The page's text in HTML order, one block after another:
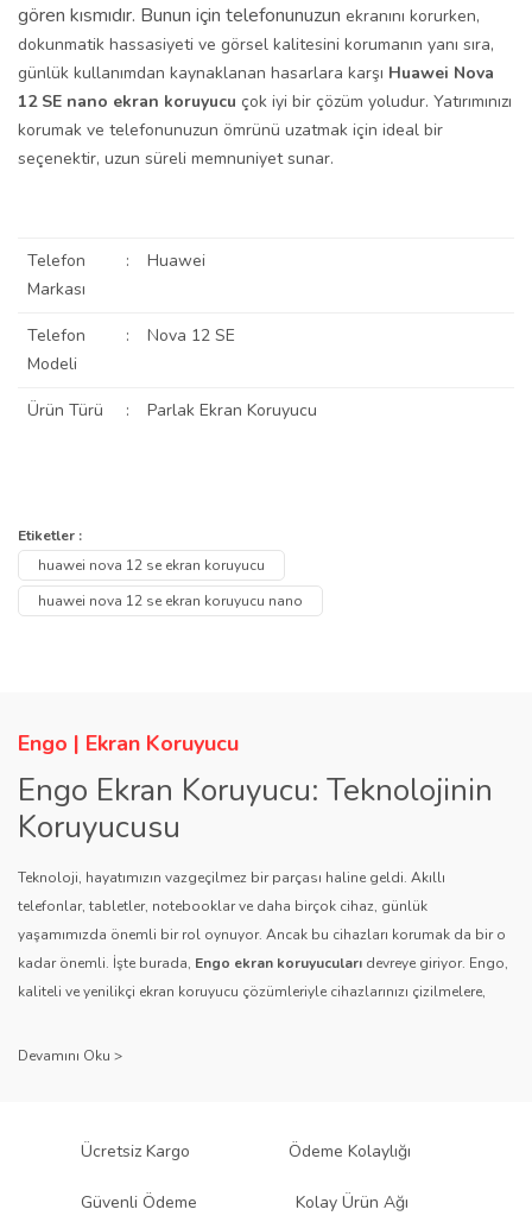
gören kısmıdır. Bunun için telefonunuzun ekranını korurken,
dokunmatik hassasiyeti ve görsel kalitesini korumanın yanı sıra,
günlük kullanımdan kaynaklanan hasarlara karşı Huawei Nova
12 SE nano ekran koruyucu çok iyi bir çözüm yoludur. Yatırımınızı
korumak ve telefonunuzun ömrünü uzatmak için ideal bir
seçenektir, uzun süreli memnuniyet sunar.
Telefon
Markası
: Huawei
Telefon
Modeli
: Nova 12 SE
Ürün Türü : Parlak Ekran Koruyucu
Yorum Yaz
konularda yetersiz gördüğünüz noktaları öneri formunu kullanarak
tarafımıza iletebilirsiniz.
Görüş ve önerileriniz için teşekkür ederiz.
Bu ürüne benzer farklı alternatifler olmalı.
Gönder
Soru Sor
Etiketler :
huawei nova 12 se ekran koruyucu
huawei nova 12 se ekran koruyucu nano
Engo | Ekran Koruyucu
Engo Ekran Koruyucu: Teknolojinin
Koruyucusu
Teknoloji, hayatımızın vazgeçilmez bir parçası haline geldi. Akıllı
telefonlar, tabletler, notebooklar ve daha birçok cihaz, günlük
yaşamımızda önemli bir rol oynuyor. Ancak bu cihazları korumak da bir o
kadar önemli. İşte burada, Engo ekran koruyucuları devreye giriyor. Engo,
kaliteli ve yenilikçi ekran koruyucu çözümleriyle cihazlarınızı çizilmelere,
sağlıyor.
Engo ekran koruyucuları
, uzun yıllara dayanan tecrübesi ve teknolojiye
ürününü titiz bir kalite kontrol sürecinden geçirir. Kullanıcı dostu tasarımı
Ücretsiz Kargo Ödeme Kolaylığı
Güvenli Ödeme Kolay Ürün Ağı